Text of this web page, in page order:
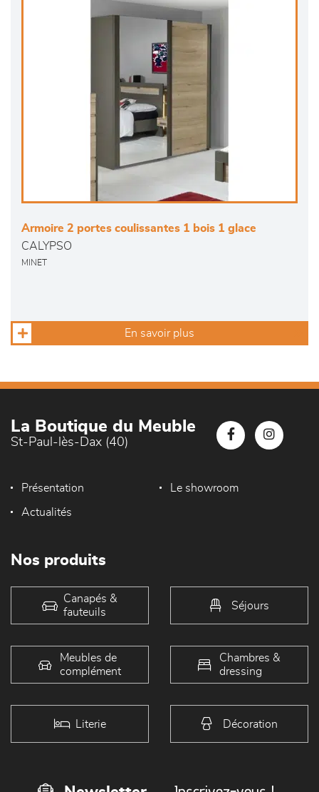
Armoire 2 portes coulissantes 1 bois 1 glace
CALYPSO
MINET
En savoir plus
La Boutique du Meuble
St-Paul-lès-Dax (40)
Présentation Le showroom
Actualités
Nos produits
Canapés &
fauteuils
Séjours
Meubles de
complément
Chambres &
dressing
Literie Décoration